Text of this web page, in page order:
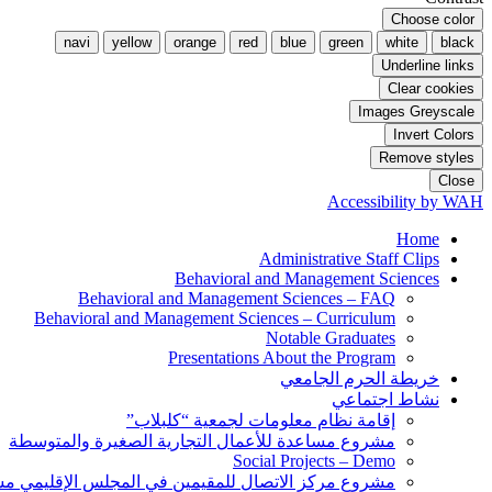
Choose color
black
white
green
blue
red
orange
yellow
navi
Underline links
Clear cookies
Images Greyscale
Invert Colors
Remove styles
Close
Accessibility by WAH
Home
Administrative Staff Clips
Behavioral and Management Sciences
Behavioral and Management Sciences – FAQ
Behavioral and Management Sciences – Curriculum
Notable Graduates
Presentations About the Program
خريطة الحرم الجامعي
نشاط اجتماعي
إقامة نظام معلومات لجمعية “كلبلاب”
مشروع مساعدة للأعمال التجارية الصغيرة والمتوسطة
Social Projects – Demo
مشروع مركز الاتصال للمقيمين في المجلس الإقليمي